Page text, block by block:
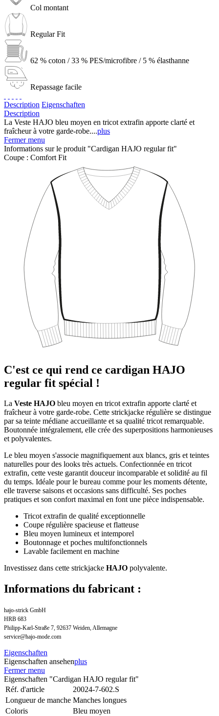
Col montant
Regular Fit
62 % coton / 33 % PES/microfibre / 5 % élasthanne
Repassage facile
Description Eigenschaften
Description
La Veste HAJO bleu moyen en tricot extrafin apporte clarté et
fraîcheur à votre garde-robe....plus
Fermer menu
Informations sur le produit "Cardigan HAJO regular fit"
Coupe : Comfort Fit
C'est ce qui rend ce cardigan HAJO
regular fit spécial !
La Veste HAJO bleu moyen en tricot extrafin apporte clarté et
fraîcheur à votre garde-robe. Cette strickjacke régulière se distingue
par sa teinte médiane accueillante et sa qualité tricot remarquable.
Boutonnée intégralement, elle crée des superpositions harmonieuses
et polyvalentes.
Le bleu moyen s'associe magnifiquement aux blancs, gris et teintes
naturelles pour des looks très actuels. Confectionnée en tricot
extrafin, cette veste garantit douceur incomparable et solidité au fil
du temps. Idéale pour le bureau comme pour les moments détente,
elle traverse saisons et occasions sans difficulté. Ses poches
pratiques et son confort maximal en font une pièce indispensable.
Tricot extrafin de qualité exceptionnelle
Coupe régulière spacieuse et flatteuse
Bleu moyen lumineux et intemporel
Boutonnage et poches multifonctionnels
Lavable facilement en machine
Investissez dans cette strickjacke HAJO polyvalente.
Informations du fabricant :
hajo-strick GmbH
HRB 683
Philipp-Karl-Straße 7, 92637 Weiden, Allemagne
service@hajo-mode.com
Eigenschaften
Eigenschaften ansehenplus
Fermer menu
Eigenschaften "Cardigan HAJO regular fit"
Réf. d'article
20024-7-602.S
Longueur de manche Manches longues
Coloris
Bleu moyen